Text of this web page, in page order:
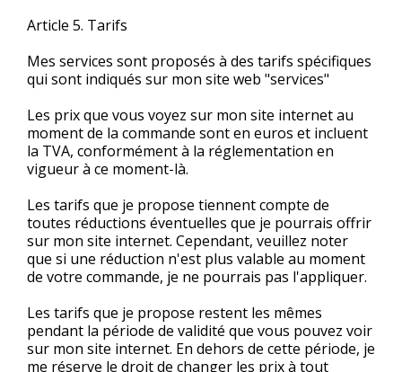
Article 5. Tarifs
Mes services sont proposés à des tarifs spécifiques
qui sont indiqués sur mon site web "services"
Les prix que vous voyez sur mon site internet au
moment de la commande sont en euros et incluent
la TVA, conformément à la réglementation en
vigueur à ce moment-là.
Les tarifs que je propose tiennent compte de
toutes réductions éventuelles que je pourrais offrir
sur mon site internet. Cependant, veuillez noter
que si une réduction n'est plus valable au moment
de votre commande, je ne pourrais pas l'appliquer.
Les tarifs que je propose restent les mêmes
pendant la période de validité que vous pouvez voir
sur mon site internet. En dehors de cette période, je
me réserve le droit de changer les prix à tout